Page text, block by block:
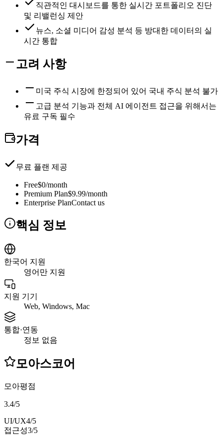
직관적인 대시보드를 통한 실시간 포트폴리오 진단
및 리밸런싱 제안
뉴스, 소셜 미디어 감성 분석 등 방대한 데이터의 실
시간 통합
고려 사항
미국 주식 시장에 한정되어 있어 국내 주식 분석 불가
고급 분석 기능과 전체 AI 에이전트 접근을 위해서는
유료 구독 필수
가격
무료 플랜 제공
Free$0/month
Premium Plan$9.99/month
Enterprise PlanContact us
핵심 정보
한국어 지원
영어만 지원
지원 기기
Web, Windows, Mac
통합·연동
정보 없음
모아스코어
모아평점
3.4/5
UI/UX4/5
접근성3/5